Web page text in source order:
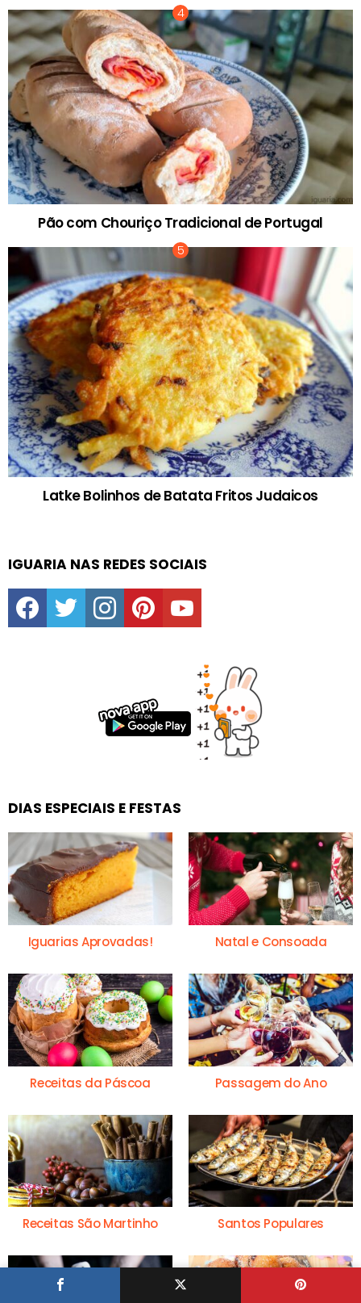
Pão com Chouriço Tradicional de Portugal
Latke Bolinhos de Batata Fritos Judaicos
IGUARIA NAS REDES SOCIAIS
facebooktwitter instagrampinterestyoutube
DIAS ESPECIAIS E FESTAS
Iguarias Aprovadas! Natal e Consoada
Receitas da Páscoa Passagem do Ano
Receitas São Martinho Santos Populares